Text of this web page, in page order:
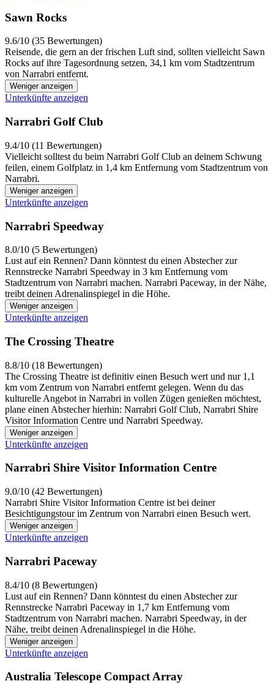
Sawn Rocks
9.6/10 (35 Bewertungen)
Reisende, die gern an der frischen Luft sind, sollten vielleicht Sawn
Rocks auf ihre Tagesordnung setzen, 34,1 km vom Stadtzentrum
von Narrabri entfernt.
Weniger anzeigen
Unterkünfte anzeigen
Narrabri Golf Club
9.4/10 (11 Bewertungen)
Vielleicht solltest du beim Narrabri Golf Club an deinem Schwung
feilen, einem Golfplatz in 1,4 km Entfernung vom Stadtzentrum von
Narrabri.
Weniger anzeigen
Unterkünfte anzeigen
Narrabri Speedway
8.0/10 (5 Bewertungen)
Lust auf ein Rennen? Dann könntest du einen Abstecher zur
Rennstrecke Narrabri Speedway in 3 km Entfernung vom
Stadtzentrum von Narrabri machen. Narrabri Paceway, in der Nähe,
treibt deinen Adrenalinspiegel in die Höhe.
Weniger anzeigen
Unterkünfte anzeigen
The Crossing Theatre
8.8/10 (18 Bewertungen)
The Crossing Theatre ist definitiv einen Besuch wert und nur 1,1
km vom Zentrum von Narrabri entfernt gelegen. Wenn du das
kulturelle Angebot in Narrabri in vollen Zügen genießen möchtest,
plane einen Abstecher hierhin: Narrabri Golf Club, Narrabri Shire
Visitor Information Centre und Narrabri Speedway.
Weniger anzeigen
Unterkünfte anzeigen
Narrabri Shire Visitor Information Centre
9.0/10 (42 Bewertungen)
Narrabri Shire Visitor Information Centre ist bei deiner
Besichtigungstour im Zentrum von Narrabri einen Besuch wert.
Weniger anzeigen
Unterkünfte anzeigen
Narrabri Paceway
8.4/10 (8 Bewertungen)
Lust auf ein Rennen? Dann könntest du einen Abstecher zur
Rennstrecke Narrabri Paceway in 1,7 km Entfernung vom
Stadtzentrum von Narrabri machen. Narrabri Speedway, in der
Nähe, treibt deinen Adrenalinspiegel in die Höhe.
Weniger anzeigen
Unterkünfte anzeigen
Australia Telescope Compact Array